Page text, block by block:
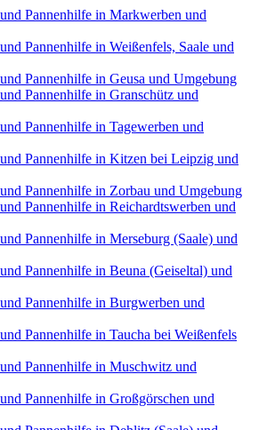
Pannenhilfe in Markwerben und
Pannenhilfe in Weißenfels, Saale und
Pannenhilfe in Geusa und Umgebung
Pannenhilfe in Granschütz und
Pannenhilfe in Tagewerben und
Pannenhilfe in Kitzen bei Leipzig und
Pannenhilfe in Zorbau und Umgebung
Pannenhilfe in Reichardtswerben und
Pannenhilfe in Merseburg (Saale) und
Pannenhilfe in Beuna (Geiseltal) und
Pannenhilfe in Burgwerben und
Pannenhilfe in Taucha bei Weißenfels
Pannenhilfe in Muschwitz und
Pannenhilfe in Großgörschen und